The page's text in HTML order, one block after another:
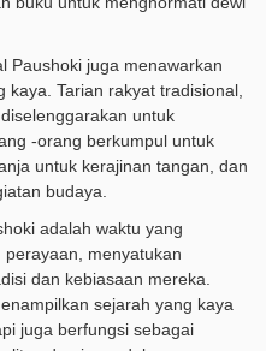
Paushoki juga menawarkan
Tarian rakyat tradisional,
untuk
-orang berkumpul untuk
untuk kerajinan tangan, dan
budaya.
adalah waktu yang
menyatukan
dan kebiasaan mereka.
sejarah yang kaya
juga berfungsi sebagai